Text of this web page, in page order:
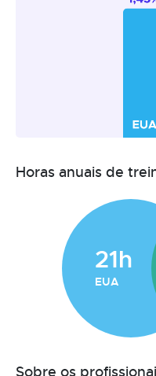
Horas anuais de
21h
EUA
Sobre os